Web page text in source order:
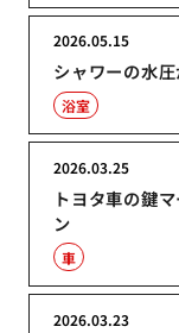
シャワーの水
2026.05.15
浴室
トヨタ車の鍵
ン
2026.03.25
車
2026.03.23